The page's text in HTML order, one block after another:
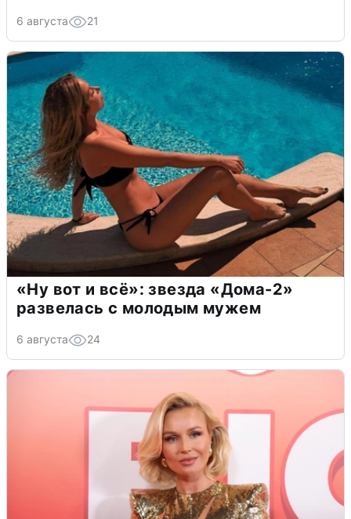
6 августа 21
«Ну вот и всё»: звезда «Дома-2»
развелась с молодым мужем
6 августа 24